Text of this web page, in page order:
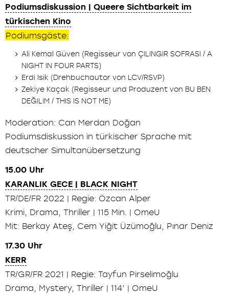
Podiumsdiskussion | Queere Sichtbarkeit im
türkischen Kino
Podiumsgäste:
Ali Kemal Güven (Regisseur von ÇILINGIR SOFRASI / A
NIGHT IN FOUR PARTS)
Erdi Isik (Drehbuchautor von LCV/RSVP)
Zekiye Kaçak (Regisseur und Produzent von BU BEN
DEĞILIM / THIS IS NOT ME)
Moderation: Can Merdan Doğan
Podiumsdiskussion in türkischer Sprache mit
deutscher Simultanübersetzung
15.00 Uhr
KARANLIK GECE | BLACK NIGHT
TR/DE/FR 2022 | Regie: Özcan Alper
Krimi, Drama, Thriller | 115 Min. | OmeU
Mit: Berkay Ateş, Cem Yiğit Üzümoğlu, Pınar Deniz
17.30 Uhr
KERR
TR/GR/FR 2021 | Regie: Tayfun Pirselimoğlu
Drama, Mystery, Thriller | 114’ | OmeU